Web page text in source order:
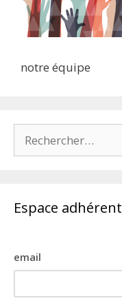
notre équipe
Espace adhérent
email